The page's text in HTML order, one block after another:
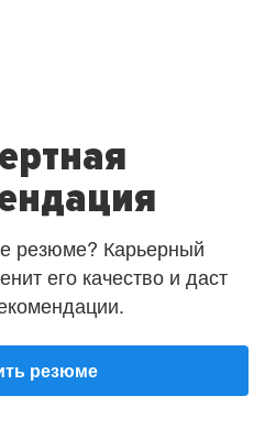
резюме? Карьерный
его качество и даст
резюме